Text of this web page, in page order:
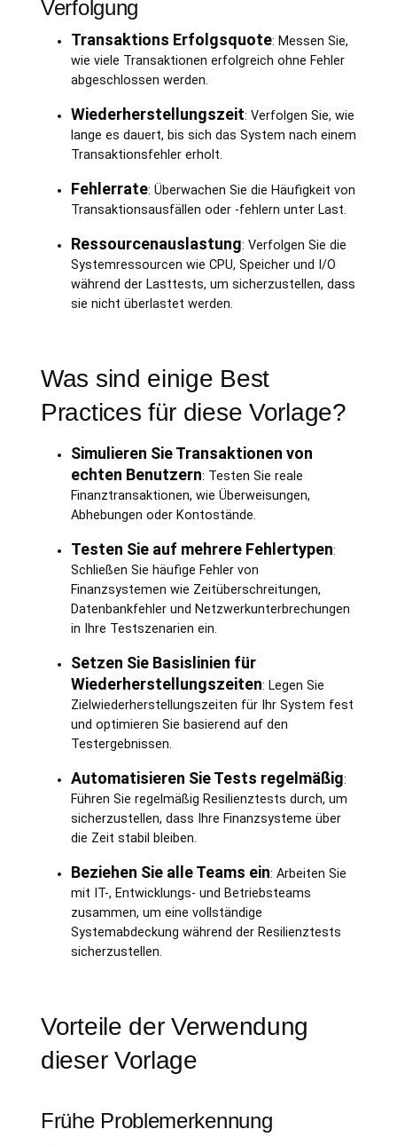
Verfolgung
Transaktions Erfolgsquote: Messen Sie,
wie viele Transaktionen erfolgreich ohne Fehler
abgeschlossen werden.
Wiederherstellungszeit: Verfolgen Sie, wie
lange es dauert, bis sich das System nach einem
Transaktionsfehler erholt.
Fehlerrate: Überwachen Sie die Häufigkeit von
Transaktionsausfällen oder -fehlern unter Last.
Ressourcenauslastung: Verfolgen Sie die
Systemressourcen wie CPU, Speicher und I/O
während der Lasttests, um sicherzustellen, dass
sie nicht überlastet werden.
Was sind einige Best
Practices für diese Vorlage?
Simulieren Sie Transaktionen von
echten Benutzern: Testen Sie reale
Finanztransaktionen, wie Überweisungen,
Abhebungen oder Kontostände.
Testen Sie auf mehrere Fehlertypen:
Schließen Sie häufige Fehler von
Finanzsystemen wie Zeitüberschreitungen,
Datenbankfehler und Netzwerkunterbrechungen
in Ihre Testszenarien ein.
Setzen Sie Basislinien für
Wiederherstellungszeiten: Legen Sie
Zielwiederherstellungszeiten für Ihr System fest
und optimieren Sie basierend auf den
Testergebnissen.
Automatisieren Sie Tests regelmäßig:
Führen Sie regelmäßig Resilienztests durch, um
sicherzustellen, dass Ihre Finanzsysteme über
die Zeit stabil bleiben.
Beziehen Sie alle Teams ein: Arbeiten Sie
mit IT-, Entwicklungs- und Betriebsteams
zusammen, um eine vollständige
Systemabdeckung während der Resilienztests
sicherzustellen.
Vorteile der Verwendung
dieser Vorlage
Frühe Problemerkennung